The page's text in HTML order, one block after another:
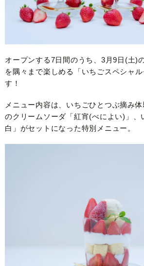
オープンする7日間のうち、3月9日(土)
を隅々まで楽しめる「いちごスペシャ
す！
メニュー内容は、いちごひとつぶ摘み
のクリームソーダ「紅宵(べによい)」、
白」がセットになった特別メニュー。